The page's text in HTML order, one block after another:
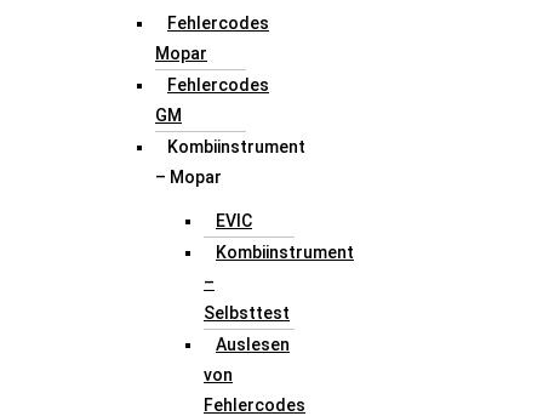
Fehlercodes
Mopar
Fehlercodes
GM
Kombiinstrument
– Mopar
EVIC
Kombiinstrument
–
Selbsttest
Auslesen
von
Fehlercodes